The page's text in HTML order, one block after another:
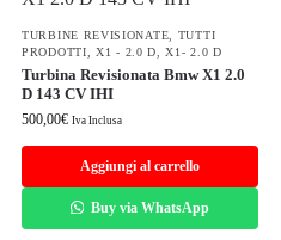
TURBINE REVISIONATE
TUTTI
PRODOTTI ,X1 - 2.0 D ,X1- 2.0 D
Turbina Revisionata Bmw X1 2.0
D 143 CV IHI
500,00€ Iva Inclusa
Aggiungi al carrello
Buy via WhatsApp